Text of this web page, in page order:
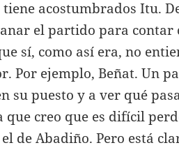
acostumbrados Itu.
el partido para contar
sí, como así era, no
Por ejemplo, Beñat. Un
su puesto y a ver qué
que creo que es difícil
de Abadiño. Pero está